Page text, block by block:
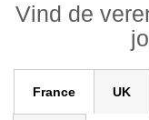
Vind de
France UK